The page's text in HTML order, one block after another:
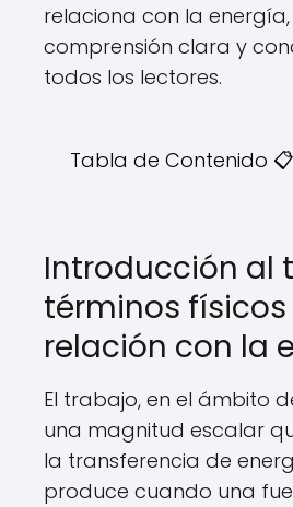
relaciona con la
comprensión clara y
todos los lectores.
Tabla de Contenido 📋
Introducción al
términos físicos
relación con la
El trabajo, en el ámbito
una magnitud escalar
la transferencia de
produce cuando una